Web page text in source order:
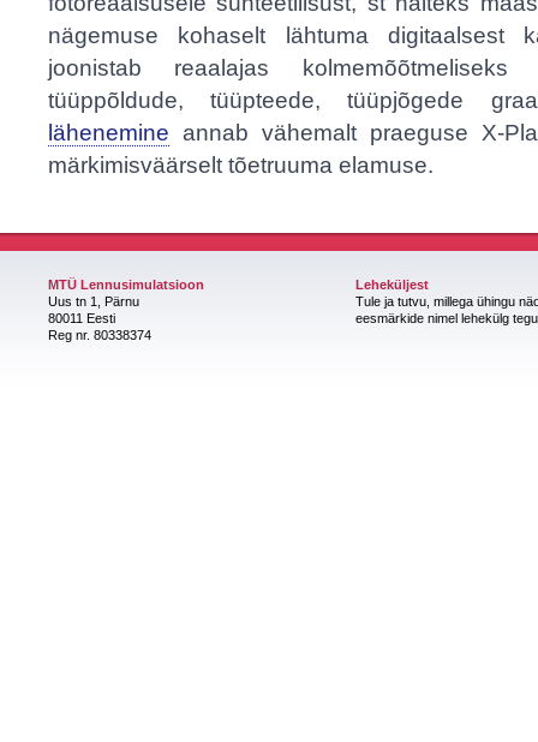
nägemuse kohaselt lähtuma digitaalsest
joonistab reaalajas kolmemõõtmeliseks
tüüppõldude, tüüpteede, tüüpjõgede
lähenemine annab vähemalt praeguse X-
märkimisväärselt tõetruuma elamuse.
MTÜ Lennusimulatsioon
Uus tn 1, Pärnu
80011 Eesti
Reg nr. 80338374
Leheküljest
Tule ja tutvu, millega ühingu
eesmärkide nimel lehekülg